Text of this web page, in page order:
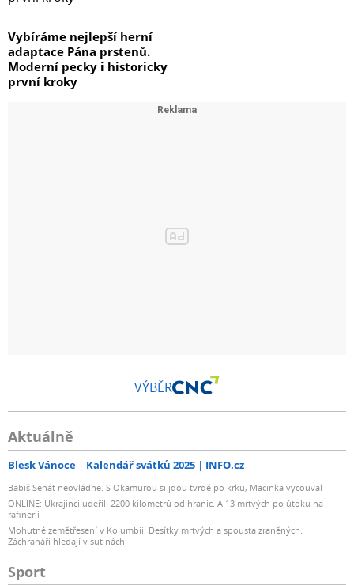
Vybíráme nejlepší herní
adaptace Pána prstenů.
Moderní pecky i historicky
první kroky
VÝBĚR
Aktuálně
Blesk Vánoce Kalendář svátků 2025 INFO.cz
Babiš Senát neovládne. S Okamurou si jdou tvrdě po krku, Macinka vycouval
ONLINE: Ukrajinci udeřili 2200 kilometrů od hranic. A 13 mrtvých po útoku na
rafinerii
Mohutné zemětřesení v Kolumbii: Desítky mrtvých a spousta zraněných.
Záchranáři hledají v sutinách
Sport